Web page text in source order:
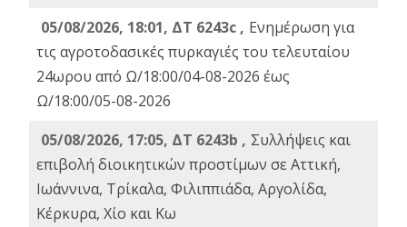
05/08/2026, 18:01, ΔΤ 6243c , Ενημέρωση για
τις αγροτοδασικές πυρκαγιές του τελευταίου
24ωρου από Ω/18:00/04-08-2026 έως
Ω/18:00/05-08-2026
05/08/2026, 17:05, ΔΤ 6243b , Συλλήψεις και
επιβολή διοικητικών προστίμων σε Αττική,
Ιωάννινα, Τρίκαλα, Φιλιππιάδα, Αργολίδα,
Κέρκυρα, Χίο και Κω